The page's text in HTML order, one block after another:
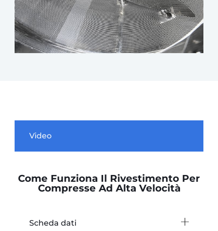
Video
Come Funziona Il Rivestimento Per
Compresse Ad Alta Velocità
Scheda dati